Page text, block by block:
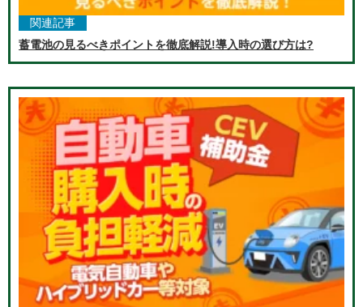
関連記事
蓄電池の見るべきポイントを徹底解説!導入時の選び方は?